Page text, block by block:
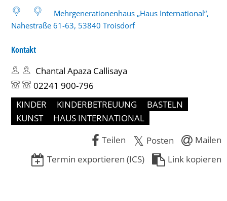
Mehrgenerationenhaus „Haus International“,
Nahestraße 61-63, 53840 Troisdorf
Kontakt
Chantal Apaza Callisaya
02241 900-796
KINDER
KINDERBETREUUNG
BASTELN
KUNST
HAUS INTERNATIONAL
Teilen
Posten
Mailen
Termin exportieren (ICS)
Link kopieren